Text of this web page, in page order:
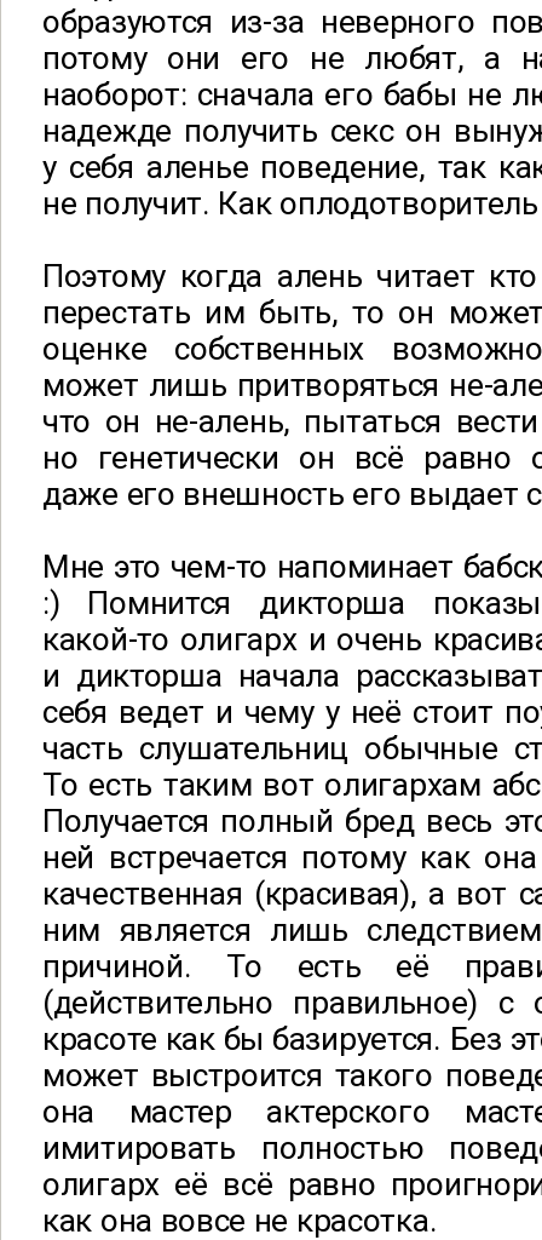
образуются из-за неверного
потому они его не любят, а
наоборот: сначала его бабы не
надежде получить секс он
у себя аленье поведение, так
не получит. Как
Поэтому когда алень читает
перестать им быть, то он
оценке собственных
может лишь притворяться не-
что он не-алень, пытаться
но генетически он всё равно
даже его внешность его выдает
Мне это чем-то напоминает
:) Помнится дикторша
какой-то олигарх и очень
и дикторша начала
себя ведет и чему у неё стоит
часть слушательниц обычные
То есть таким вот олигархам
Получается полный бред весь
ней встречается потому как
качественная (красивая), а вот
ним является лишь
причиной. То есть её
(действительно правильное) с
красоте как бы базируется. Без
может выстроится такого
она мастер актерского
имитировать полностью
олигарх её всё равно
как она вовсе не красотка.